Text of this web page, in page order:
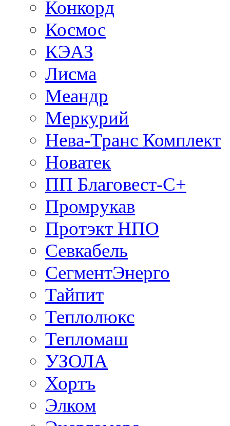
Конкорд
Космос
КЭАЗ
Лисма
Меандр
Меркурий
Нева-Транс Комплект
Новатек
ПП Благовест-С+
Промрукав
Протэкт НПО
Севкабель
СегментЭнерго
Тайпит
Теплолюкс
Тепломаш
УЗОЛА
Хортъ
Элком